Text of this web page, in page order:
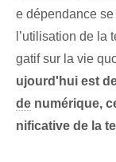
e dépendance
l’utilisation de la
gatif sur la vie
ujourd'hui est
de ‌numérique,
nificative de la